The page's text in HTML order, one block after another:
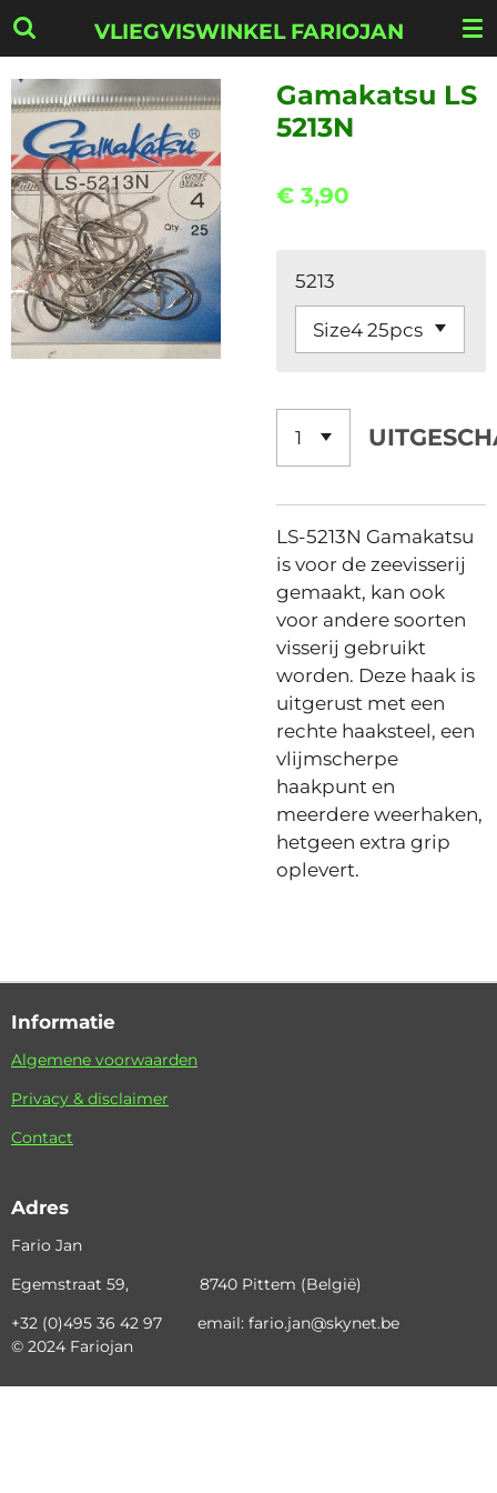
Ga
direct
naar
de
hoofdinhoud
VLIEGVISWINKEL FARIOJAN
Gamakatsu LS
5213N
€ 3,90
5213
LS-5213N Gamakatsu
is voor de zeevisserij
gemaakt, kan ook
voor andere soorten
visserij gebruikt
worden. Deze haak is
uitgerust met een
rechte haaksteel, een
vlijmscherpe
haakpunt en
meerdere weerhaken,
hetgeen extra grip
oplevert.
Informatie
Algemene voorwaarden
Privacy & disclaimer
Contact
Adres
Fario Jan
Egemstraat 59, 8740 Pittem (België)
+32 (0)495 36 42 97 email: fario.jan@skynet.be
© 2024 Fariojan